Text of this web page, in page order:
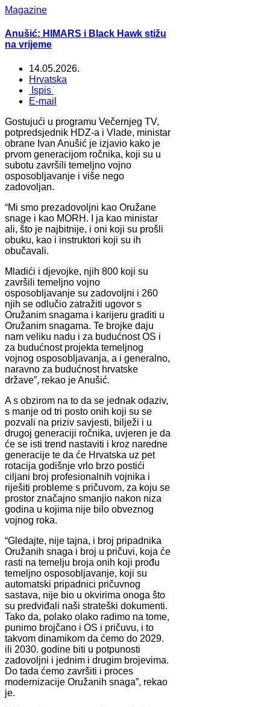
Magazine
Anušić: HIMARS i Black Hawk stižu
na vrijeme
14.05.2026.
Hrvatska
Ispis
E-mail
Gostujući u programu Večernjeg TV,
potpredsjednik HDZ-a i Vlade, ministar
obrane Ivan Anušić je izjavio kako je
prvom generacijom ročnika, koji su u
subotu završili temeljno vojno
osposobljavanje i više nego
zadovoljan.
“Mi smo prezadovoljni kao Oružane
snage i kao MORH. I ja kao ministar
ali, što je najbitnije, i oni koji su prošli
obuku, kao i instruktori koji su ih
obučavali.
Mladići i djevojke, njih 800 koji su
završili temeljno vojno
osposobljavanje su zadovoljni i 260
njih se odlučio zatražiti ugovor s
Oružanim snagama i karijeru graditi u
Oružanim snagama. Te brojke daju
nam veliku nadu i za budućnost OS i
za budućnost projekta temeljnog
vojnog osposobljavanja, a i generalno,
naravno za budućnost hrvatske
države”, rekao je Anušić.
A s obzirom na to da se jednak odaziv,
s manje od tri posto onih koji su se
pozvali na priziv savjesti, bilježi i u
drugoj generaciji ročnika, uvjeren je da
će se isti trend nastaviti i kroz naredne
generacije te da će Hrvatska uz pet
rotacija godišnje vrlo brzo postići
ciljani broj profesionalnih vojnika i
riješiti probleme s pričuvom, za koju se
prostor značajno smanjio nakon niza
godina u kojima nije bilo obveznog
vojnog roka.
“Gledajte, nije tajna, i broj pripadnika
Oružanih snaga i broj u pričuvi, koja će
rasti na temelju broja onih koji prođu
temeljno osposobljavanje, koji su
automatski pripadnici pričuvnog
sastava, nije bio u okvirima onoga što
su predviđali naši strateški dokumenti.
Tako da, polako olako radimo na tome,
punimo brojčano i OS i pričuvu, i to
takvom dinamikom da ćemo do 2029.
ili 2030. godine biti u potpunosti
zadovoljni i jednim i drugim brojevima.
Do tada ćemo završiti i proces
modernizacije Oružanih snaga”, rekao
je.